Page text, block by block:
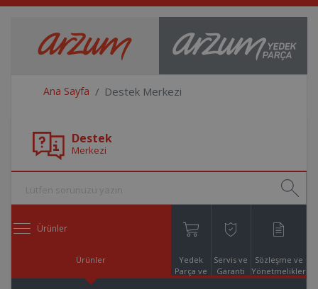
Ana Sayfa Destek Merkezi
Destek
Merkezi
Ürünler
Ürünler
Yedek
Parça ve
Servis ve
Garanti
Sözleşme ve
Yönetmelikler